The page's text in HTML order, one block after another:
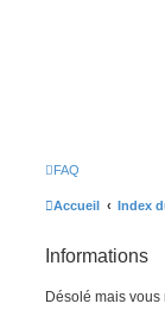
FAQ
Accueil Index
Informations
Désolé mais vous